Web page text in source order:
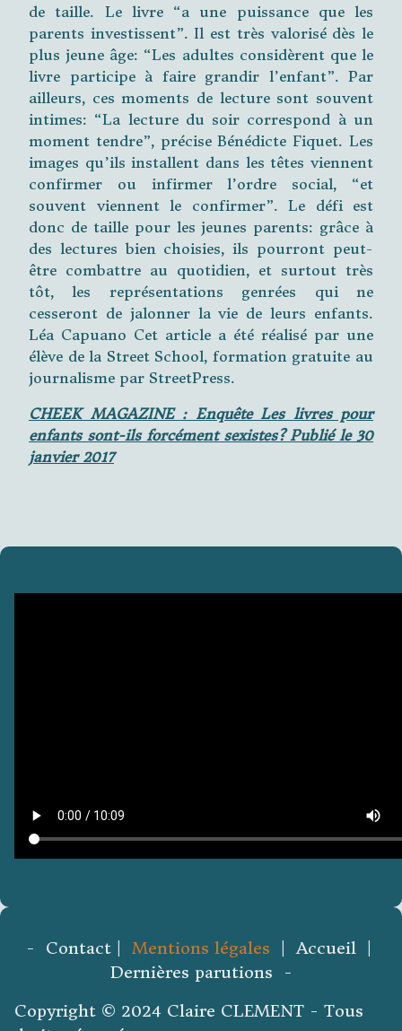
de taille. Le livre “a une puissance que les
parents investissent”. Il est très valorisé dès le
plus jeune âge: “Les adultes considèrent que le
livre participe à faire grandir l’enfant”. Par
ailleurs, ces moments de lecture sont souvent
intimes: “La lecture du soir correspond à un
moment tendre”, précise Bénédicte Fiquet. Les
images qu’ils installent dans les têtes viennent
confirmer ou infirmer l’ordre social, “et
souvent viennent le confirmer”. Le défi est
donc de taille pour les jeunes parents: grâce à
des lectures bien choisies, ils pourront peut-
être combattre au quotidien, et surtout très
tôt, les représentations genrées qui ne
cesseront de jalonner la vie de leurs enfants.
Léa Capuano Cet article a été réalisé par une
élève de la Street School, formation gratuite au
journalisme par StreetPress.
CHEEK MAGAZINE : Enquête Les livres pour
enfants sont-ils forcément sexistes? Publié le 30
janvier 2017
- Contact | Mentions légales | Accueil |
Dernières parutions -
Copyright © 2024 Claire CLEMENT - Tous